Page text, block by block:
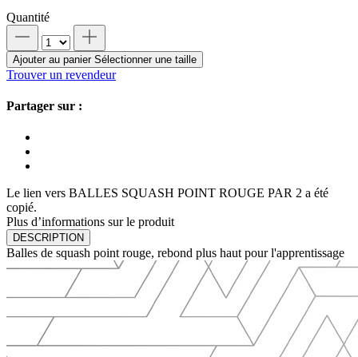
Quantité
Ajouter au panier Sélectionner une taille
Trouver un revendeur
Partager sur :
Le lien vers BALLES SQUASH POINT ROUGE PAR 2 a été
copié.
Plus d’informations sur le produit
DESCRIPTION
Balles de squash point rouge, rebond plus haut pour l'apprentissage